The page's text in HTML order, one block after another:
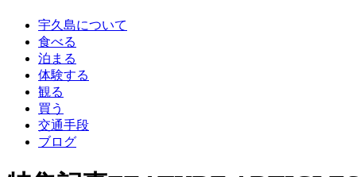
宇久島について
食べる
泊まる
体験する
観る
買う
交通手段
ブログ